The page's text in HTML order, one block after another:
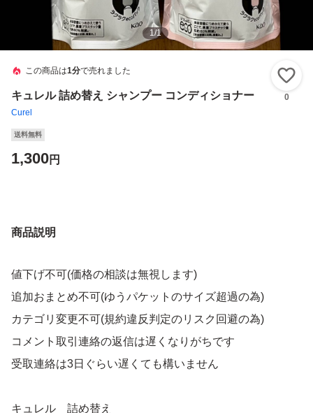
1/1
この商品は1分で売れました
キュレル 詰め替え シャンプー コンディショナー
Curel
0
送料無料
1,300円
商品説明
値下げ不可(価格の相談は無視します)
追加おまとめ不可(ゆうパケットのサイズ超過の為)
カテゴリ変更不可(規約違反判定のリスク回避の為)
コメント取引連絡の返信は遅くなりがちです
受取連絡は3日ぐらい遅くても構いません
キュレル 詰め替え